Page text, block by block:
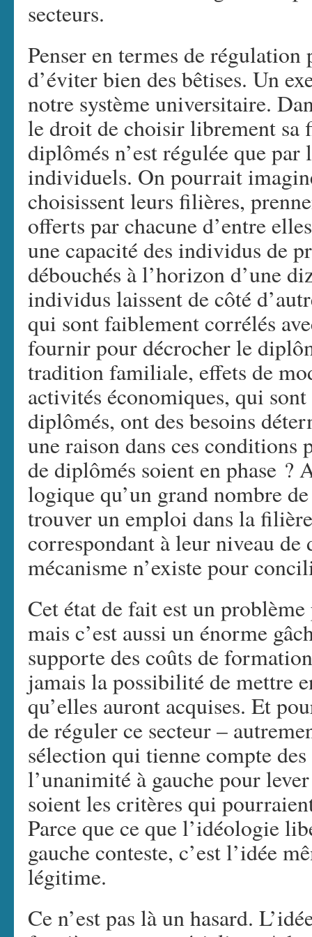
secteurs.
Penser en termes de
d’éviter bien des bêtises. Un
notre système universitaire.
le droit de choisir librement
diplômés n’est régulée que par
individuels. On pourrait
choisissent leurs filières,
offerts par chacune d’entre
une capacité des individus de
débouchés à l’horizon d’une
individus laissent de côté
qui sont faiblement corrélés
fournir pour décrocher le
tradition familiale, effets de
activités économiques, qui
diplômés, ont des besoins
une raison dans ces conditions
de diplômés soient en phase ?
logique qu’un grand nombre
trouver un emploi dans la
correspondant à leur niveau de
mécanisme n’existe pour
Cet état de fait est un
mais c’est aussi un énorme
supporte des coûts de
jamais la possibilité de mettre
qu’elles auront acquises. Et
de réguler ce secteur –
sélection qui tienne compte
l’unanimité à gauche pour
soient les critères qui
Parce que ce que l’idéologie
gauche conteste, c’est l’idée
légitime.
Ce n’est pas là un hasard.